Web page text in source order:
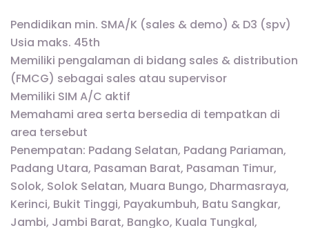
Pendidikan min. SMA/K (sales & demo) & D3 (spv)
Usia maks. 45th
Memiliki pengalaman di bidang sales & distribution
(FMCG) sebagai sales atau supervisor
Memiliki SIM A/C aktif
Memahami area serta bersedia di tempatkan di
area tersebut
Penempatan: Padang Selatan, Padang Pariaman,
Padang Utara, Pasaman Barat, Pasaman Timur,
Solok, Solok Selatan, Muara Bungo, Dharmasraya,
Kerinci, Bukit Tinggi, Payakumbuh, Batu Sangkar,
Jambi, Jambi Barat, Bangko, Kuala Tungkal,